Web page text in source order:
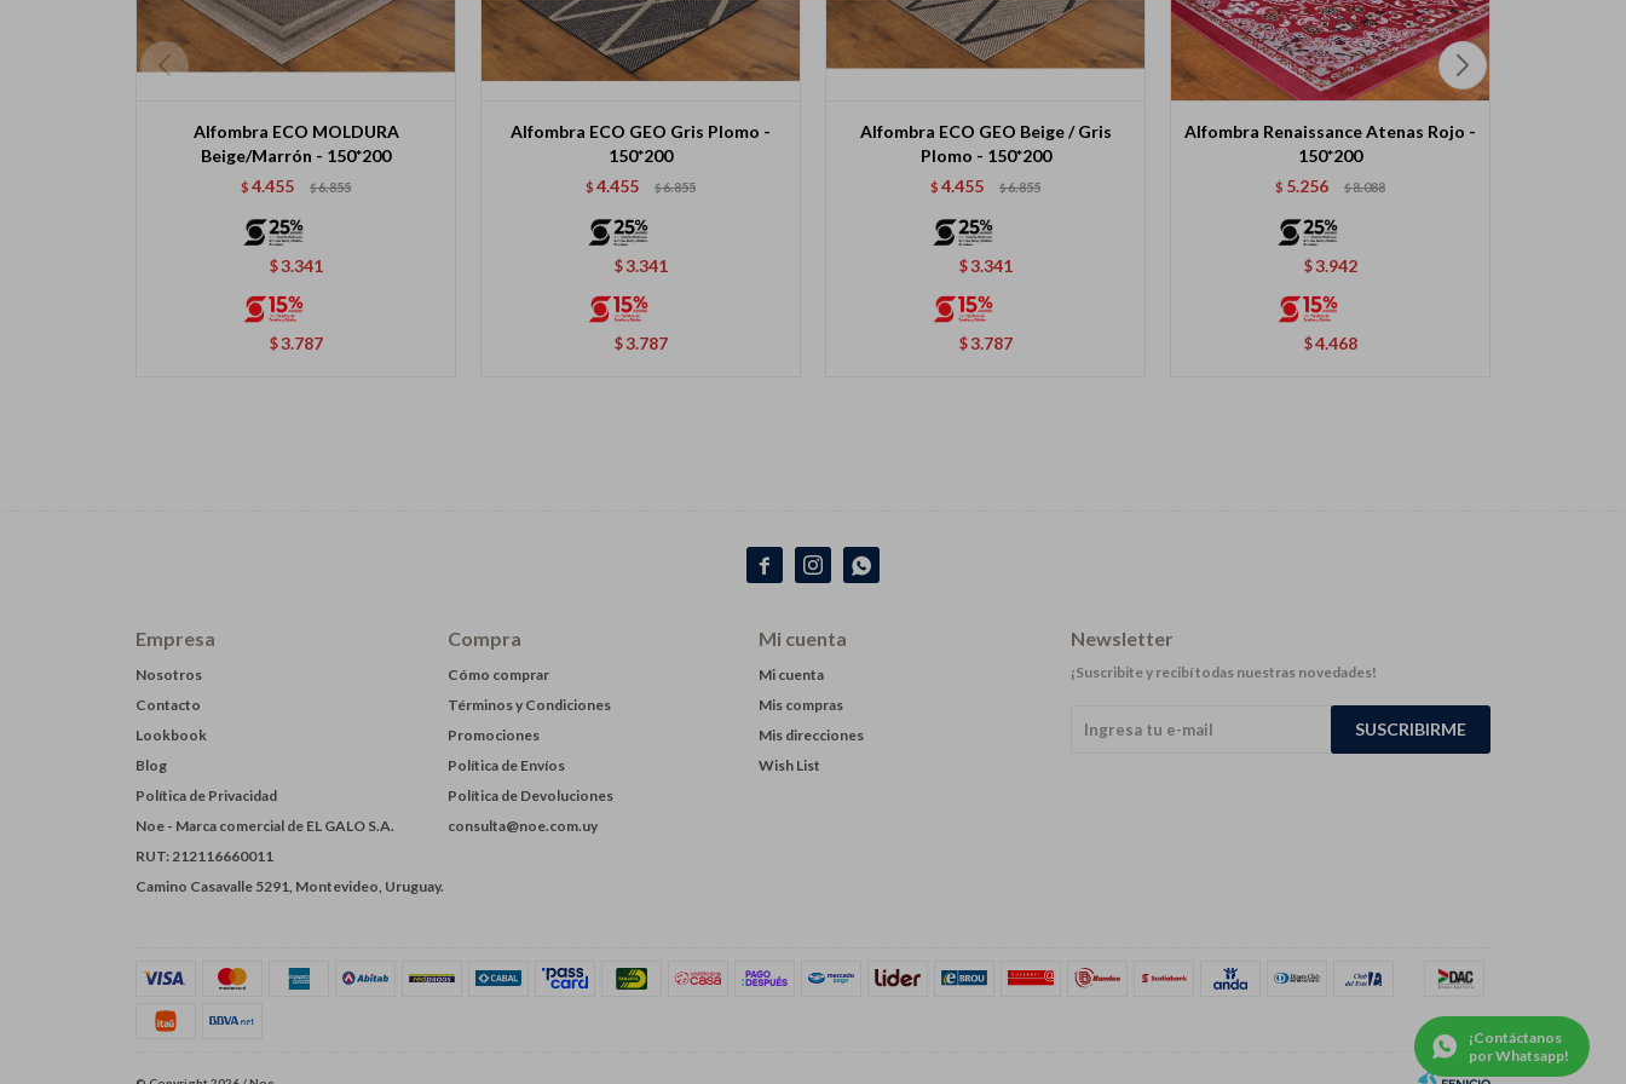
Alfombra ECO MOLDURA
Beige/Marrón - 150*200
$ 4.455 $6.855
$3.341
$3.787
Alfombra ECO GEO Gris Plomo -
150*200
$ 4.455 $6.855
$3.341
$3.787
Alfombra ECO GEO Beige / Gris
Plomo - 150*200
$ 4.455 $6.855
$3.341
$3.787
Alfombra Renaissance Atenas Rojo -
150*200
$ 5.256 $8.088
$3.942
$4.468
  
Empresa
Nosotros
Contacto
Lookbook
Blog
Política de Privacidad
Noe - Marca comercial de EL GALO S.A.
RUT: 212116660011
Camino Casavalle 5291, Montevideo, Uruguay.
Compra
Cómo comprar
Términos y Condiciones
Promociones
Política de Envíos
Política de Devoluciones
consulta@noe.com.uy
Mi cuenta
Mi cuenta
Mis compras
Mis direcciones
Wish List
Newsletter
¡Suscribite y recibí todas nuestras novedades!
SUSCRIBIRME
¡Contáctanos
por Whatsapp!